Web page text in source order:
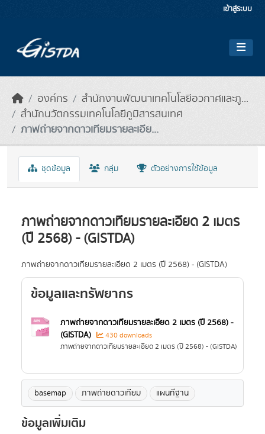
เข้าสู่ระบบ
องค์กร
สำนักงานพัฒนาเทคโนโลยีอวกาศและภู...
สำนักนวัตกรรมเทคโนโลยีภูมิสารสนเทศ
ภาพถ่ายจากดาวเทียมรายละเอีย...
ชุดข้อมูล กลุ่ม ตัวอย่างการใช้ข้อมูล
ภาพถ่ายจากดาวเทียมรายละเอียด 2 เมตร
(ปี 2568) - (GISTDA)
ภาพถ่ายจากดาวเทียมรายละเอียด 2 เมตร (ปี 2568) - (GISTDA)
ข้อมูลและทรัพยากร
ภาพถ่ายจากดาวเทียมรายละเอียด 2 เมตร (ปี 2568) -
(GISTDA)
430 downloads
ภาพถ่ายจากดาวเทียมรายละเอียด 2 เมตร (ปี 2568) - (GISTDA)
basemap ภาพถ่ายดาวเทียม แผนที่ฐาน
ข้อมูลเพิ่มเติม